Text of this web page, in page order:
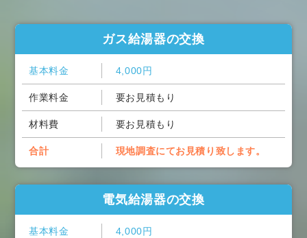
ガス給湯器の交換
基本料金 4,000円
作業料金 要お見積もり
材料費 要お見積もり
合計 現地調査にてお見積り致します。
電気給湯器の交換
基本料金 4,000円